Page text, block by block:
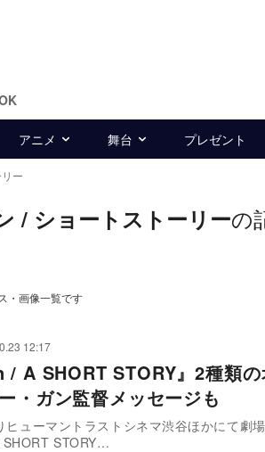
アニメ 舞台 プレゼント
ー
/ ショートストーリーの
・画像一覧です
12:17
/ A SHORT STORY』2種類
・ガン監督メッセージも
ヒューマントラストシネマ渋谷ほかにて劇
SHORT STORY…